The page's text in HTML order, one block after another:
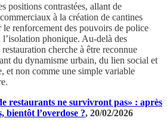
positions contrastées, allant de
à la création de cantines
le renforcement des pouvoirs de police
phonique. Au-delà des
cherche à être reconnue
du dynamisme urbain, du lien social et
et non comme une simple variable
restaurants ne survivront pas» : après
bientôt l’overdose ?, 20/02/2026